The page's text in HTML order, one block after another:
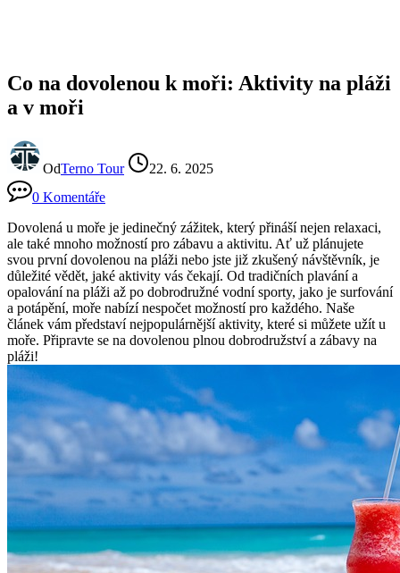
Co na dovolenou k moři: Aktivity na pláži
a v moři
OdTerno Tour
22. 6. 2025
0 Komentáře
Dovolená u​ moře je​ jedinečný zážitek, který přináší nejen relaxaci,
ale také mnoho možností pro ⁣zábavu ⁢a aktivitu. Ať už plánujete
svou první dovolenou na‌ pláži nebo jste již zkušený⁢ návštěvník, je
důležité ⁣vědět, jaké⁣ aktivity vás čekají. Od tradičních plavání a
opalování na pláži až po ⁤dobrodružné vodní ‌sporty,‌ jako je surfování
a​ potápění, moře nabízí nespočet‍ možností pro každého. Naše
⁢článek vám představí⁣ nejpopulárnější aktivity, které ‍si můžete užít u
moře. Připravte​ se na dovolenou plnou dobrodružství a zábavy⁤ na
pláži!